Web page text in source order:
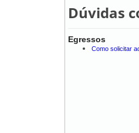
Dúvidas
Egressos
Como solicitar